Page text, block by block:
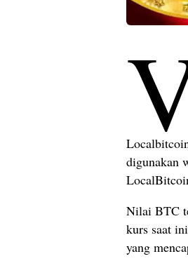
digunakan
Nilai BTC
kurs saat
yang